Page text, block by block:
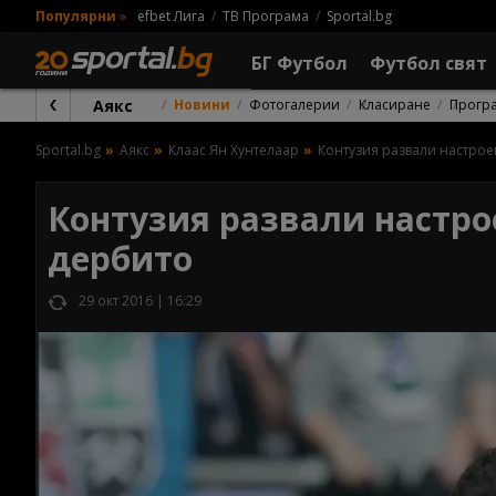
Популярни » efbet Лига ТВ Програма Sportal.bg
БГ Футбол Футбол свят
Аякс Новини Фотогалерии Класиране
Sportal.bg Аякс Клаас Ян Хунтелаар Контузия развали
Контузия развали
дербито
29 окт 2016 | 16:29